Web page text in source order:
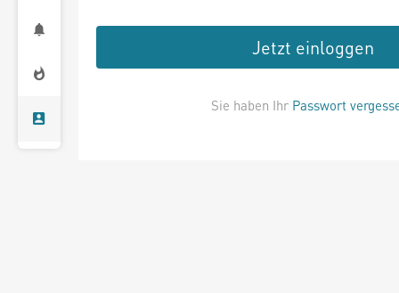
Jetzt einloggen
Sie haben Ihr Passwort